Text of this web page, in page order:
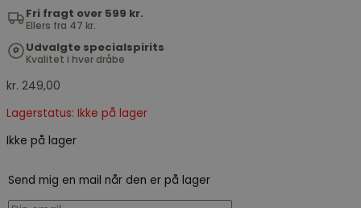
Fri fragt over 599 kr.
Ellers fra 47 kr.
Udvalgte specialspirits
Kvalitet i hver dråbe
kr. 249,00
Lagerstatus: Ikke på lager
Ikke på lager
Send mig en mail når den er på lager